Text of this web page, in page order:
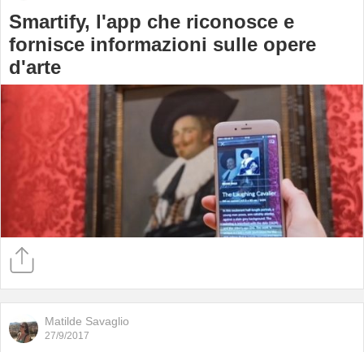
Smartify, l'app che riconosce e
fornisce informazioni sulle opere
d'arte
Matilde Savaglio
27/9/2017